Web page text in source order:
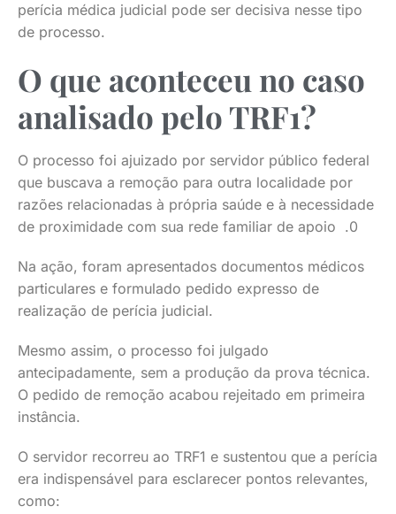
perícia médica judicial pode ser decisiva nesse tipo
de processo.
O que aconteceu no caso
analisado pelo TRF1?
O processo foi ajuizado por servidor público federal
que buscava a remoção para outra localidade por
razões relacionadas à própria saúde e à necessidade
de proximidade com sua rede familiar de apoio .0
Na ação, foram apresentados documentos médicos
particulares e formulado pedido expresso de
realização de perícia judicial.
Mesmo assim, o processo foi julgado
antecipadamente, sem a produção da prova técnica.
O pedido de remoção acabou rejeitado em primeira
instância.
O servidor recorreu ao TRF1 e sustentou que a perícia
era indispensável para esclarecer pontos relevantes,
como: